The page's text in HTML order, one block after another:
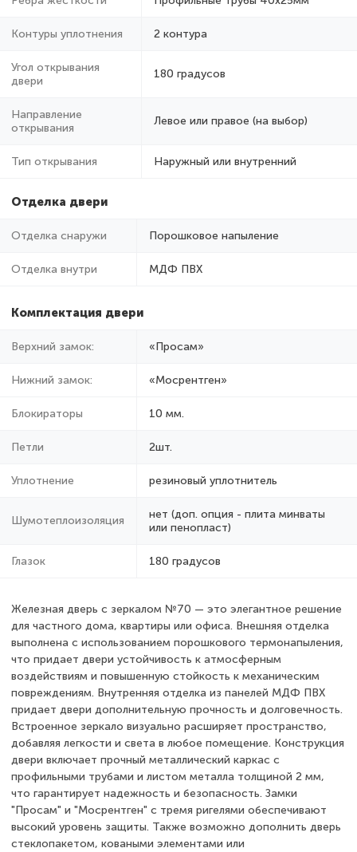
Контуры уплотнения 2 контура
Угол открывания
двери
180 градусов
Направление
открывания
Левое или правое (на выбор)
Тип открывания Наружный или внутренний
Отделка двери
Отделка снаружи Порошковое напыление
Отделка внутри МДФ ПВХ
Комплектация двери
Верхний замок: «Просам»
Нижний замок: «Мосрентген»
Блокираторы 10 мм.
Петли 2шт.
Уплотнение резиновый уплотнитель
Шумотеплоизоляция
нет (доп. опция - плита минваты
или пенопласт)
Глазок 180 градусов
Железная дверь с зеркалом №70 — это элегантное решение
для частного дома, квартиры или офиса. Внешняя отделка
выполнена с использованием порошкового термонапыления,
что придает двери устойчивость к атмосферным
воздействиям и повышенную стойкость к механическим
повреждениям. Внутренняя отделка из панелей МДФ ПВХ
придает двери дополнительную прочность и долговечность.
Встроенное зеркало визуально расширяет пространство,
добавляя легкости и света в любое помещение. Конструкция
двери включает прочный металлический каркас с
профильными трубами и листом металла толщиной 2 мм,
что гарантирует надежность и безопасность. Замки
"Просам" и "Мосрентген" с тремя ригелями обеспечивают
высокий уровень защиты. Также возможно дополнить дверь
стеклопакетом, коваными элементами или